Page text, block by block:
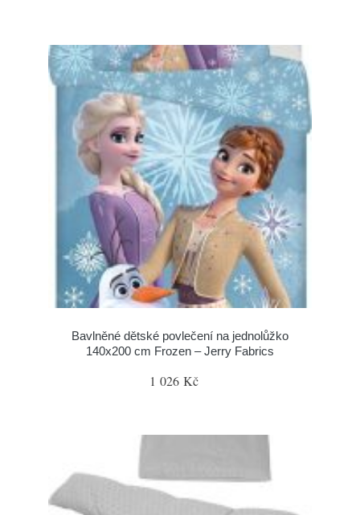
Bavlněné dětské povlečení na jednolůžko
140x200 cm Frozen – Jerry Fabrics
1 026 Kč